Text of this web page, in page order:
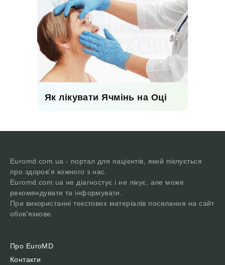
Як лікувати Ячмінь на Оці
Euromd.com.ua - портал для пацієнтів, який піклується
про здоров'я кожного з нас.
Euromd.com.ua не діагностує і не лікує, але може
рекомендувати та інформувати.
При використанні текстових матеріалів посилання на сайт
обов'язкове.
Про EuroMD
Контакти